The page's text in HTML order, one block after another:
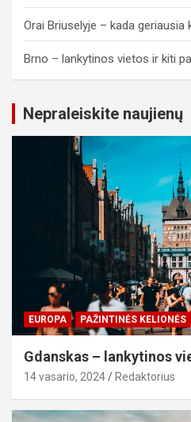
Orai Briuselyje – kada geriausia
Brno – lankytinos vietos ir kiti
Nepraleiskite naujienų
EUROPA PAŽINTINĖS KELIONĖS
Gdanskas – lankytinos
14 vasario, 2024 Redaktorius